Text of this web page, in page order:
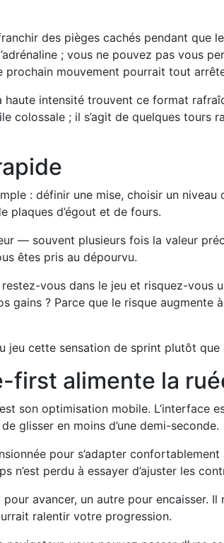
des pièges cachés pendant que
; vous ne pouvez pas vous
mouvement pourrait tout
haute intensité trouvent ce format
colossale ; il s’agit de quelques tours
: définir une mise, choisir un
plaques d’égout et de fours.
— souvent plusieurs fois la valeur
êtes pris au dépourvu.
vous dans le jeu et risquez-vous
gains ? Parce que le risque augmente
jeu cette sensation de sprint plutôt que
first alimente la
son optimisation mobile. L’interface
glisser en moins d’une demi-seconde.
pour s’adapter confortablement
n’est perdu à essayer d’ajuster les
avancer, un autre pour encaisser. Il
ralentir votre progression.